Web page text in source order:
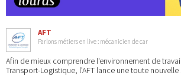
AFT
Parlons métiers en live : mécanicien de car
Afin de mieux comprendre l'environnement de
Transport-Logistique, l'AFT lance une toute